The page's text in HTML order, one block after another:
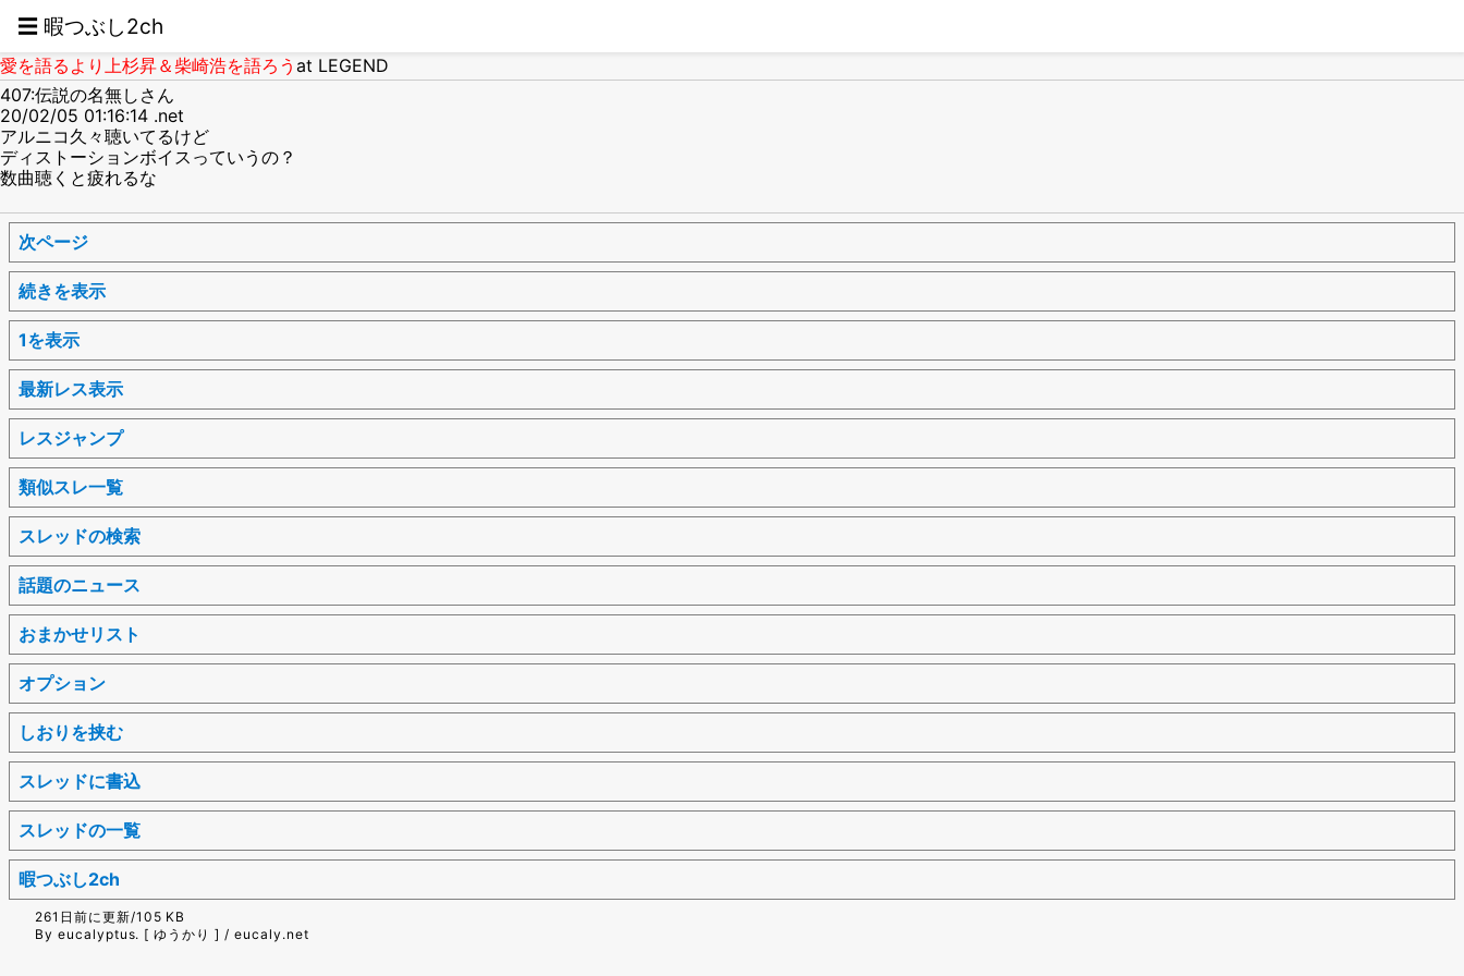
☰ 暇つぶし2ch
愛を語るより上杉昇＆柴崎浩を語ろう at LEGEND
407:伝説の名無しさん
20/02/05 01:16:14 .net
アルニコ久々聴いてるけど
ディストーションボイスっていうの？
数曲聴くと疲れるな
次ページ
続きを表示
1を表示
最新レス表示
レスジャンプ
類似スレ一覧
スレッドの検索
話題のニュース
おまかせリスト
オプション
しおりを挟む
スレッドに書込
スレッドの一覧
暇つぶし2ch
261日前に更新/105 KB
By eucalyptus. [ ゆうかり ] / eucaly.net